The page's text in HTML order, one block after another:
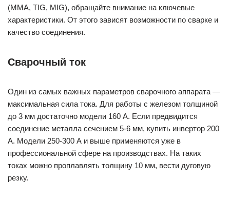
(MMA, TIG, MIG), обращайте внимание на ключевые
характеристики. От этого зависят возможности по сварке и
качество соединения.
Сварочный ток
Один из самых важных параметров сварочного аппарата —
максимальная сила тока. Для работы с железом толщиной
до 3 мм достаточно модели 160 А. Если предвидится
соединение металла сечением 5-6 мм, купить инвертор 200
А. Модели 250-300 А и выше применяются уже в
профессиональной сфере на производствах. На таких
токах можно проплавлять толщину 10 мм, вести дуговую
резку.